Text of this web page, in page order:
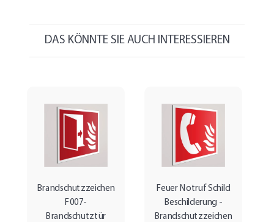
DAS KÖNNTE SIE AUCH INTERESSIEREN
Brandschutzzeichen
F007-
Brandschutztür
Feuer Notruf Schild
Beschilderung -
Brandschutzzeichen